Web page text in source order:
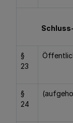
§
23
§
24